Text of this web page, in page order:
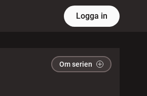
Logga in
Om serien